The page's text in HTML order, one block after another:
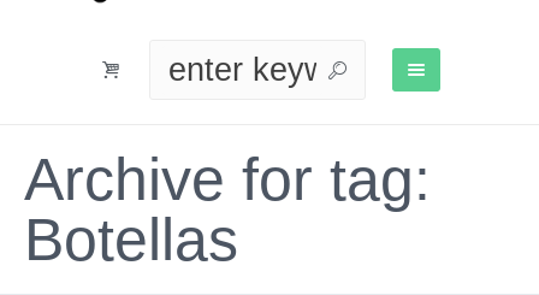
Archive for tag:
Botellas